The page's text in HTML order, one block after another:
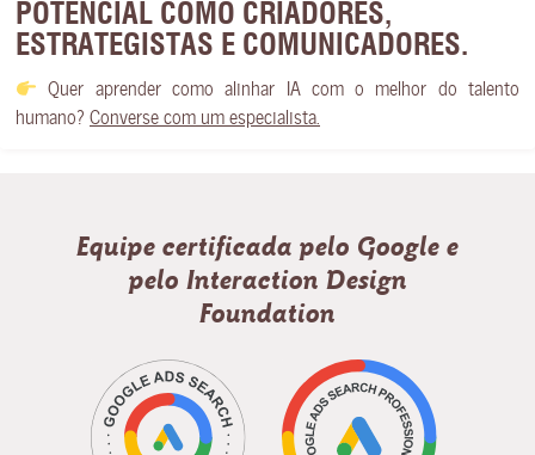
POTENCIAL COMO CRIADORES,
ESTRATEGISTAS E COMUNICADORES.
Quer aprender como alinhar IA com o melhor do talento
humano? Converse com um especialista.
Equipe certificada pelo Google e
pelo Interaction Design
Foundation